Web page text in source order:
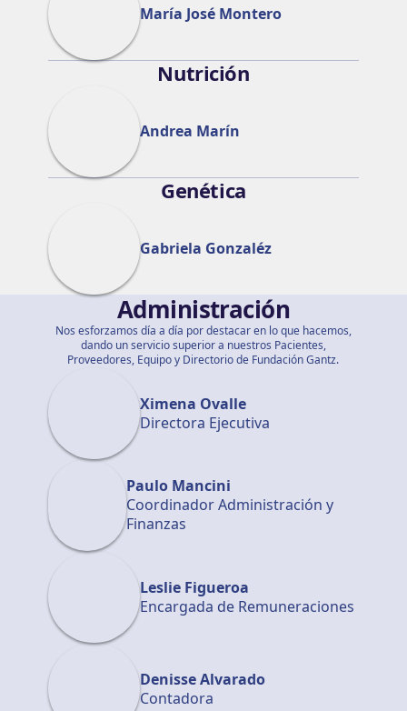
María José Montero
Nutrición
Andrea Marín
Genética
Gabriela Gonzaléz
Administración
Nos esforzamos día a día por destacar en lo que hacemos,
dando un servicio superior a nuestros Pacientes,
Proveedores, Equipo y Directorio de Fundación Gantz.
Ximena Ovalle
Directora Ejecutiva
Paulo Mancini
Coordinador Administración y
Finanzas
Leslie Figueroa
Encargada de Remuneraciones
Denisse Alvarado
Contadora